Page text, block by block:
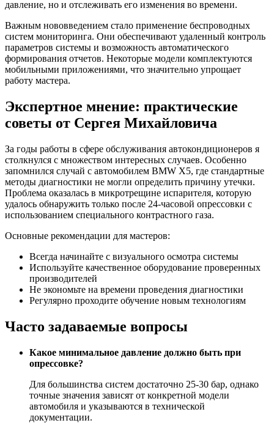
давление, но и отслеживать его изменения во времени.
Важным нововведением стало применение беспроводных
систем мониторинга. Они обеспечивают удаленный контроль
параметров системы и возможность автоматического
формирования отчетов. Некоторые модели комплектуются
мобильными приложениями, что значительно упрощает
работу мастера.
Экспертное мнение: практические
советы от Сергея Михайловича
За годы работы в сфере обслуживания автокондиционеров я
столкнулся с множеством интересных случаев. Особенно
запомнился случай с автомобилем BMW X5, где стандартные
методы диагностики не могли определить причину утечки.
Проблема оказалась в микротрещине испарителя, которую
удалось обнаружить только после 24-часовой опрессовки с
использованием специального контрастного газа.
Основные рекомендации для мастеров:
Всегда начинайте с визуального осмотра системы
Используйте качественное оборудование проверенных
производителей
Не экономьте на времени проведения диагностики
Регулярно проходите обучение новым технологиям
Часто задаваемые вопросы
Какое минимальное давление должно быть при
опрессовке?
Для большинства систем достаточно 25-30 бар, однако
точные значения зависят от конкретной модели
автомобиля и указываются в технической
документации.